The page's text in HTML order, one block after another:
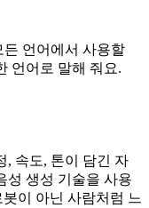
든 언어에서 사용할
언어로 말해 줘요.
, 속도, 톤이 담긴 자
성 생성 기술을 사용
이 아닌 사람처럼 느